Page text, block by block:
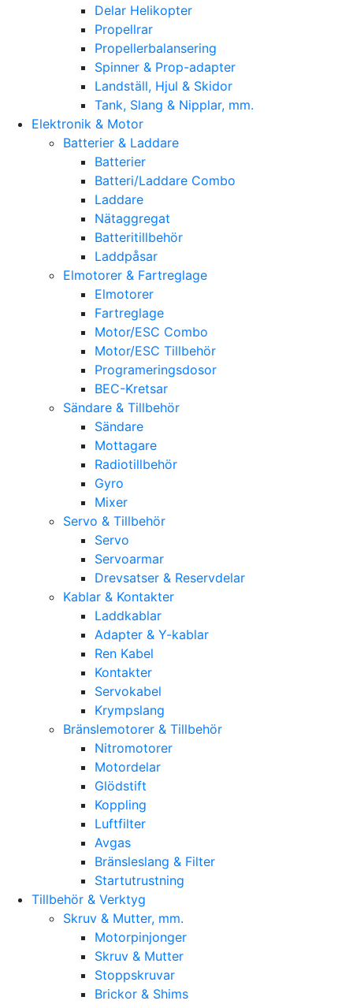
Delar Helikopter
Propellrar
Propellerbalansering
Spinner & Prop-adapter
Landställ, Hjul & Skidor
Tank, Slang & Nipplar, mm.
Elektronik & Motor
Batterier & Laddare
Batterier
Batteri/Laddare Combo
Laddare
Nätaggregat
Batteritillbehör
Laddpåsar
Elmotorer & Fartreglage
Elmotorer
Fartreglage
Motor/ESC Combo
Motor/ESC Tillbehör
Programeringsdosor
BEC-Kretsar
Sändare & Tillbehör
Sändare
Mottagare
Radiotillbehör
Gyro
Mixer
Servo & Tillbehör
Servo
Servoarmar
Drevsatser & Reservdelar
Kablar & Kontakter
Laddkablar
Adapter & Y-kablar
Ren Kabel
Kontakter
Servokabel
Krympslang
Bränslemotorer & Tillbehör
Nitromotorer
Motordelar
Glödstift
Koppling
Luftfilter
Avgas
Bränsleslang & Filter
Startutrustning
Tillbehör & Verktyg
Skruv & Mutter, mm.
Motorpinjonger
Skruv & Mutter
Stoppskruvar
Brickor & Shims